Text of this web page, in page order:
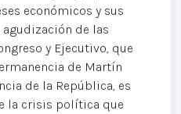
económicos y sus
agudización de las
y Ejecutivo, que
de Martín
de la República, es
la crisis política que